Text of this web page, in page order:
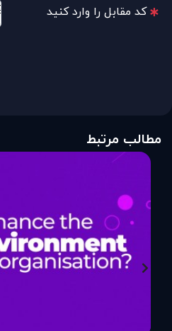
کد مقابل را وارد کنید
مطالب مرتبط